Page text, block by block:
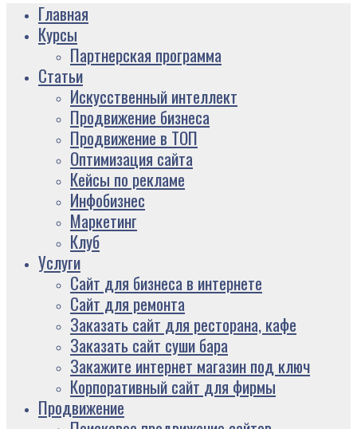
Главная
Курсы
Партнерская программа
Статьи
Искусственный интеллект
Продвижение бизнеса
Продвижение в ТОП
Оптимизация сайта
Кейсы по рекламе
Инфобизнес
Маркетинг
Клуб
Услуги
Сайт для бизнеса в интернете
Сайт для ремонта
Заказать сайт для ресторана, кафе
Заказать сайт суши бара
Закажите интернет магазин под ключ
Корпоративный сайт для фирмы
Продвижение